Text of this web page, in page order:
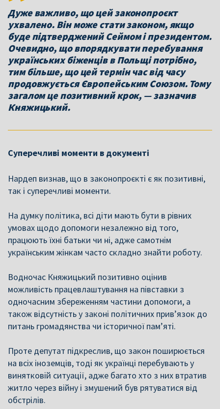
Дуже важливо, що цей законопроєкт
ухвалено. Він може стати законом, якщо
буде підтверджений Сеймом і президентом.
Очевидно, що впорядкувати перебування
українських біженців в Польщі потрібно,
тим більше, що цей термін час від часу
продовжується Європейським Союзом. Тому
загалом це позитивний крок, — зазначив
Княжицький.
Суперечливі моменти в документі
Нардеп визнав, що в законопроєкті є як позитивні,
так і суперечливі моменти.
На думку політика, всі діти мають бути в рівних
умовах щодо допомоги незалежно від того,
працюють їхні батьки чи ні, адже самотнім
українським жінкам часто складно знайти роботу.
Водночас Княжицький позитивно оцінив
можливість працевлаштування на півставки з
одночасним збереженням частини допомоги, а
також відсутність у законі політичних прив’язок до
питань громадянства чи історичної пам’яті.
Проте депутат підкреслив, що закон поширюється
на всіх іноземців, тоді як українці перебувають у
винятковій ситуації, адже багато хто з них втратив
житло через війну і змушений був рятуватися від
обстрілів.